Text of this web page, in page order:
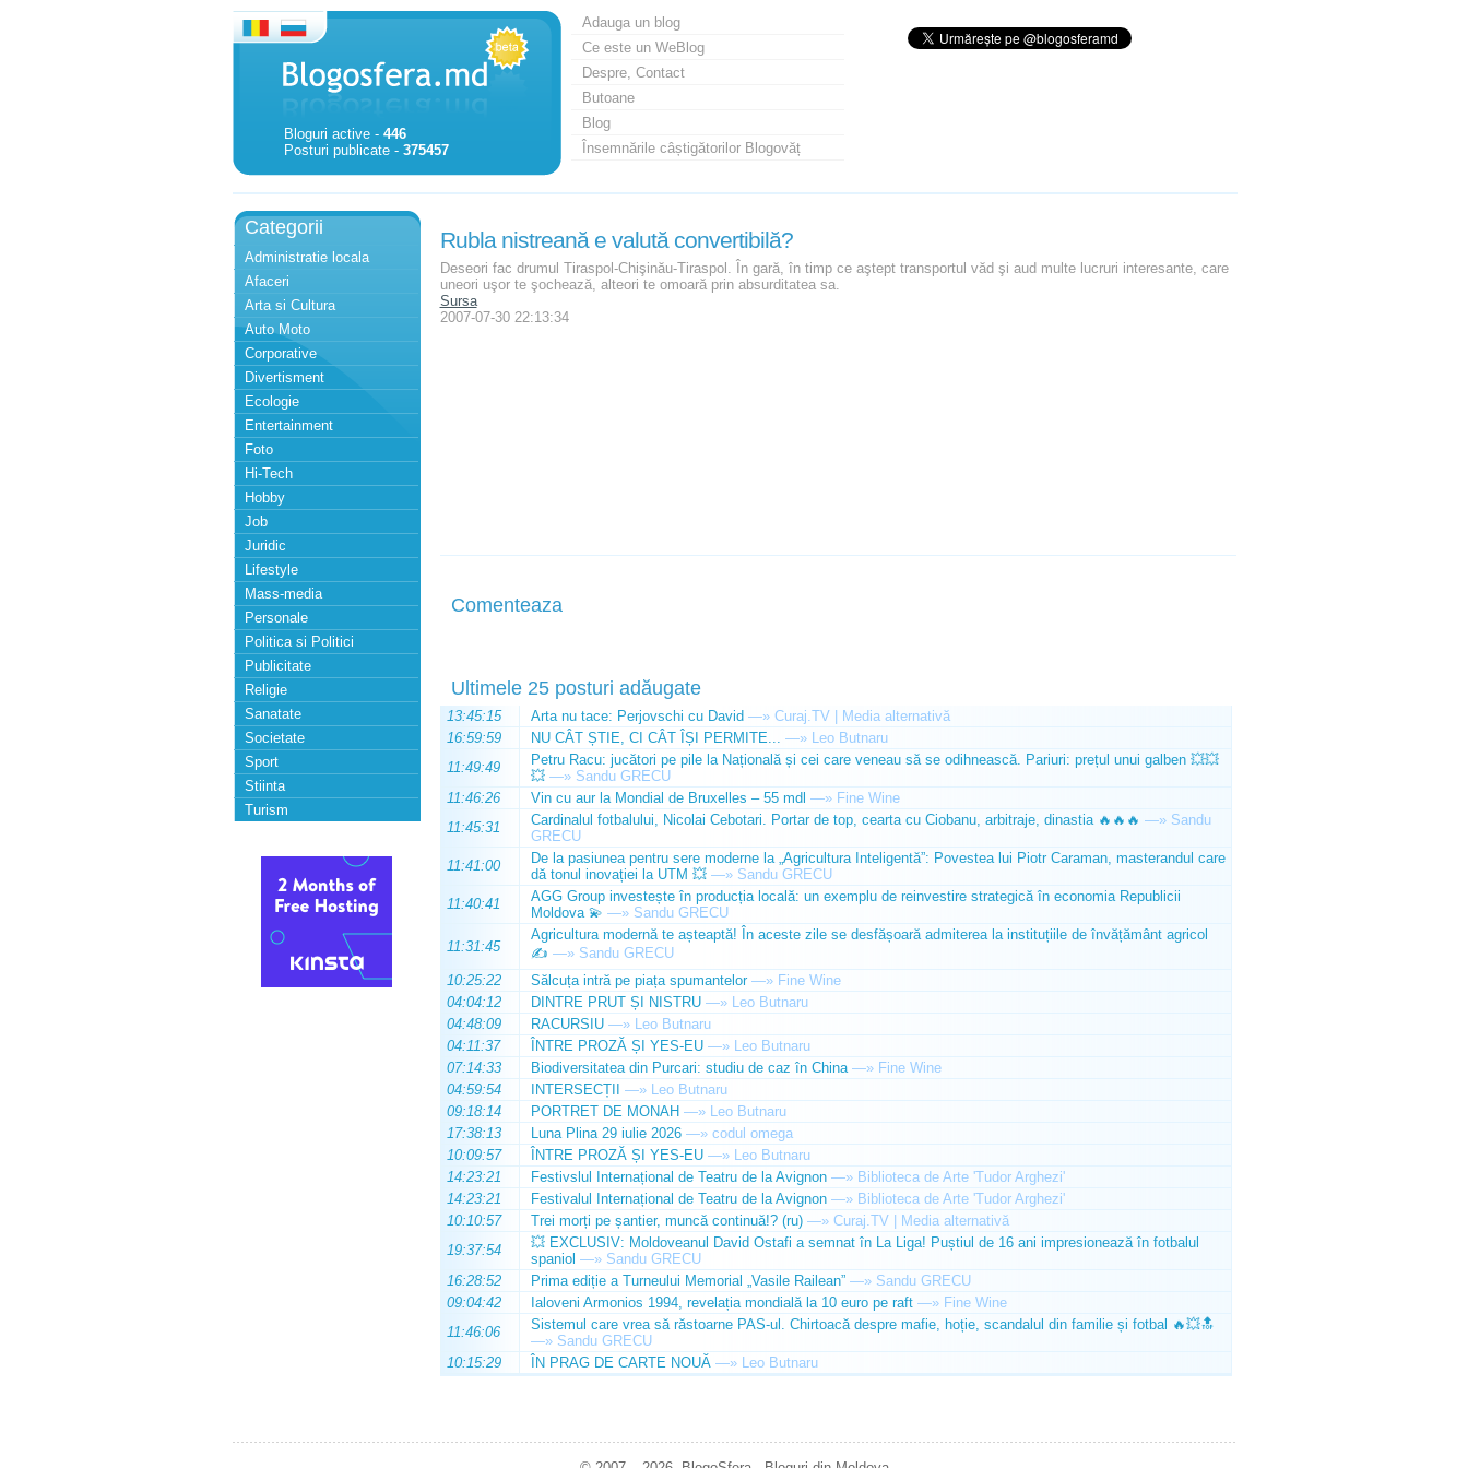
Bloguri active - 446
Posturi publicate - 375457
Adauga un blog
Ce este un WeBlog
Despre, Contact
Butoane
Blog
Însemnările câștigătorilor Blogovăț
Categorii
Administratie locala
Afaceri
Arta si Cultura
Auto Moto
Corporative
Divertisment
Ecologie
Entertainment
Foto
Hi-Tech
Hobby
Job
Juridic
Lifestyle
Mass-media
Personale
Politica si Politici
Publicitate
Religie
Sanatate
Societate
Sport
Stiinta
Turism
Rubla nistreană e valută convertibilă?
Deseori fac drumul Tiraspol-Chişinău-Tiraspol. În gară, în timp ce aştept transportul văd şi aud multe lucruri interesante, care
uneori uşor te şochează, alteori te omoară prin absurditatea sa.
Sursa
2007-07-30 22:13:34
Comenteaza
Ultimele 25 posturi adăugate
13:45:15 Arta nu tace: Perjovschi cu David —» Curaj.TV | Media alternativă
16:59:59
NU CÂT ȘTIE, CI CÂT ÎȘI PERMITE... —» Leo Butnaru
11:49:49
Petru Racu: jucători pe pile la Națională și cei care veneau să se odihnească. Pariuri: prețul unui galben 💥💥
💥 —» Sandu GRECU
11:46:26
Vin cu aur la Mondial de Bruxelles – 55 mdl —» Fine Wine
11:45:31
Cardinalul fotbalului, Nicolai Cebotari. Portar de top, cearta cu Ciobanu, arbitraje, dinastia 🔥🔥🔥 —» Sandu
GRECU
11:41:00
De la pasiunea pentru sere moderne la „Agricultura Inteligentă”: Povestea lui Piotr Caraman, masterandul care
dă tonul inovației la UTM 💥 —» Sandu GRECU
11:40:41
AGG Group investește în producția locală: un exemplu de reinvestire strategică în economia Republicii
Moldova 💫 —» Sandu GRECU
11:31:45
Agricultura modernă te așteaptă! În aceste zile se desfășoară admiterea la instituțiile de învățământ agricol
✍️ —» Sandu GRECU
10:25:22
Sălcuța intră pe piața spumantelor —» Fine Wine
04:04:12
DINTRE PRUT ȘI NISTRU —» Leo Butnaru
04:48:09
RACURSIU —» Leo Butnaru
04:11:37
ÎNTRE PROZĂ ȘI YES-EU —» Leo Butnaru
07:14:33
Biodiversitatea din Purcari: studiu de caz în China —» Fine Wine
04:59:54
INTERSECȚII —» Leo Butnaru
09:18:14
PORTRET DE MONAH —» Leo Butnaru
17:38:13
Luna Plina 29 iulie 2026 —» codul omega
10:09:57
ÎNTRE PROZĂ ȘI YES-EU —» Leo Butnaru
14:23:21
Festivslul Internațional de Teatru de la Avignon —» Biblioteca de Arte 'Tudor Arghezi'
14:23:21
Festivalul Internațional de Teatru de la Avignon —» Biblioteca de Arte 'Tudor Arghezi'
10:10:57
Trei morți pe șantier, muncă continuă!? (ru) —» Curaj.TV | Media alternativă
19:37:54
💥 EXCLUSIV: Moldoveanul David Ostafi a semnat în La Liga! Puștiul de 16 ani impresionează în fotbalul
spaniol —» Sandu GRECU
16:28:52
Prima ediție a Turneului Memorial „Vasile Railean” —» Sandu GRECU
09:04:42
Ialoveni Armonios 1994, revelația mondială la 10 euro pe raft —» Fine Wine
11:46:06
Sistemul care vrea să răstoarne PAS-ul. Chirtoacă despre mafie, hoție, scandalul din familie și fotbal 🔥💥🔝
—» Sandu GRECU
10:15:29
ÎN PRAG DE CARTE NOUĂ —» Leo Butnaru